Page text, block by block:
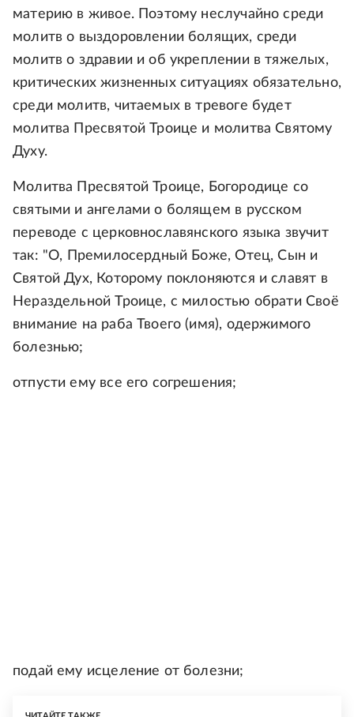
материю в живое. Поэтому неслучайно среди
молитв о выздоровлении болящих, среди
молитв о здравии и об укреплении в тяжелых,
критических жизненных ситуациях обязательно,
среди молитв, читаемых в тревоге будет
молитва Пресвятой Троице и молитва Святому
Духу.
Молитва Пресвятой Троице, Богородице со
святыми и ангелами о болящем в русском
переводе с церковнославянского языка звучит
так: "О, Премилосердный Боже, Отец, Сын и
Святой Дух, Которому поклоняются и славят в
Нераздельной Троице, с милостью обрати Своё
внимание на раба Твоего (имя), одержимого
болезнью;
отпусти ему все его согрешения;
подай ему исцеление от болезни;